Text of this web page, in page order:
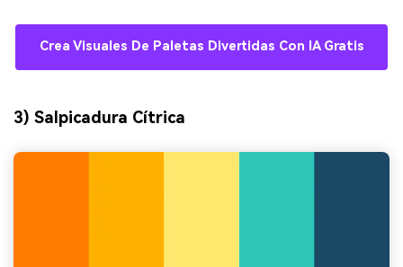
Crea Visuales De Paletas Divertidas Con IA Gratis
3) Salpicadura Cítrica